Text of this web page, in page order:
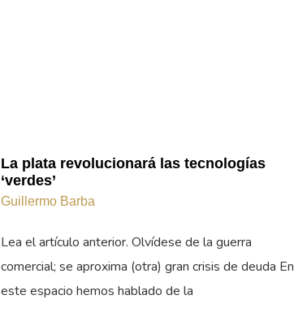
La plata revolucionará las tecnologías
‘verdes’
Guillermo Barba
Lea el artículo anterior. Olvídese de la guerra
comercial; se aproxima (otra) gran crisis de deuda En
este espacio hemos hablado de la